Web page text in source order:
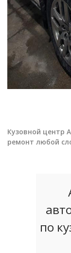
Кузовной центр
ремонт любой
по